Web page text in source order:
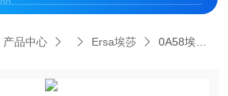
产品中心 Ersa埃莎 0A58埃莎ersa 储存架 防静电 焊接工具及配件